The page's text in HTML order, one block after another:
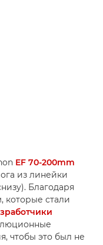
EF 70-200mm
из линейки
Благодаря
которые стали
чтобы это был не